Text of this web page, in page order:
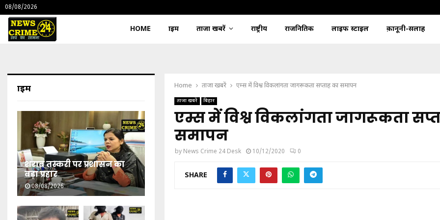
08/08/2026
HOME क्राइम ताजा खबरें राष्ट्रीय राजनितिक लाइफ स्टाइल क़ानूनी-सलाह
Home ताजा खबरें एम्स में विश्व विकलांगता जागरूकता सप्ताह का समापन
ताजा खबरें बिहार
एम्स में विश्व विकलांगता जागरूकता
समापन
by News Crime 24 Desk 10/12/2020 0
SHARE
क्राइम
शराब तस्करी पर प्रशासन का
बड़ा प्रहार
08/08/2026